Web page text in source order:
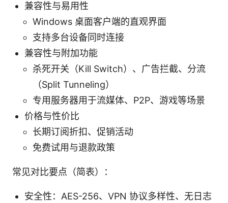
兼容性与易用性
Windows 桌面客户端的直观界面
支持多台设备同时连接
兼容性与附加功能
杀死开关（Kill Switch）、广告拦截、分流
（Split Tunneling）
专用服务器用于流媒体、P2P、游戏等场景
价格与性价比
长期订阅折扣、促销活动
免费试用与退款政策
常见对比要点（简表）：
安全性：AES-256、VPN 协议多样性、无日志